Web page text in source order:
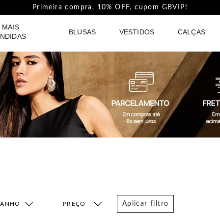
Pague com PIX e ganhe 5%Off na Coleção Outline!
MAIS
BLUSAS VESTIDOS CALÇAS
Aplicar filtro